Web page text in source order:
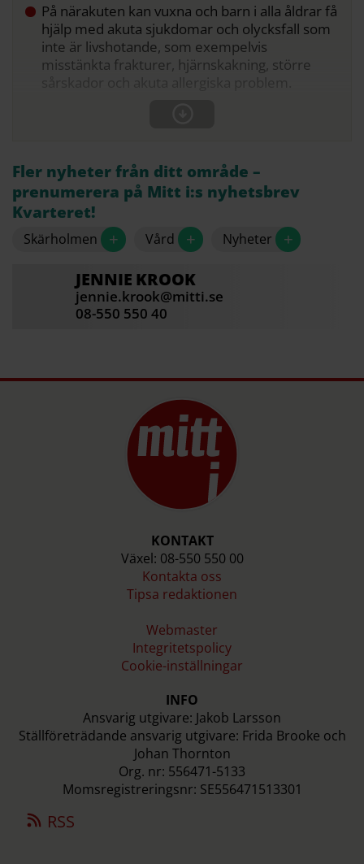
På närakuten kan vuxna och barn i alla åldrar få
hjälp med akuta sjukdomar och olycksfall som
inte är livshotande, som exempelvis
misstänkta frakturer, hjärnskakning, större
Fler nyheter från ditt område –
prenumerera på Mitt i:s nyhetsbrev
Kvarteret!
Skärholmen + Vård + Nyheter +
JENNIE KROOK
jennie.krook@mitti.se
08-550 550 40
KONTAKT
Växel: 08-550 550 00
Kontakta oss
Tipsa redaktionen
Webmaster
Integritetspolicy
Cookie-inställningar
INFO
Ansvarig utgivare: Jakob Larsson
Ställföreträdande ansvarig utgivare: Frida Brooke och
Johan Thornton
Org. nr: 556471-5133
Momsregistreringsnr: SE556471513301
RSS